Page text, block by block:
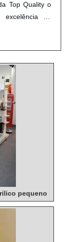
Top Quality o
de
esp...
pequeno